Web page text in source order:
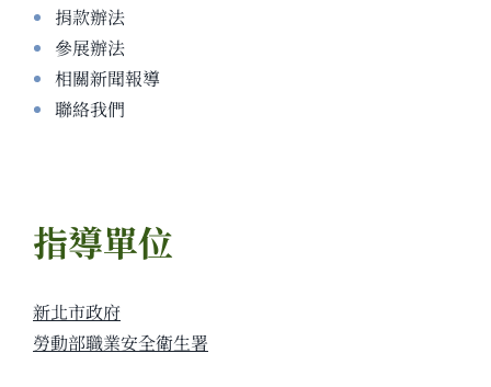
捐款辦法
參展辦法
相關新聞報導
聯絡我們
指導單位
新北市政府
勞動部職業安全衛生署